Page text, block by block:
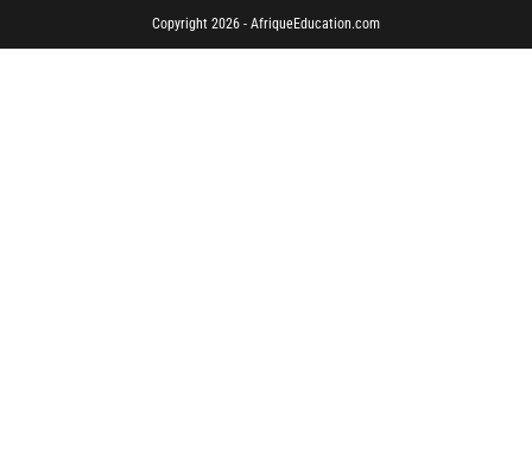
Copyright 2026 - AfriqueEducation.com